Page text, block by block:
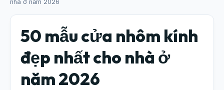
nhà ở năm 2026
50 mẫu cửa nhôm kính
đẹp nhất cho nhà ở
năm 2026